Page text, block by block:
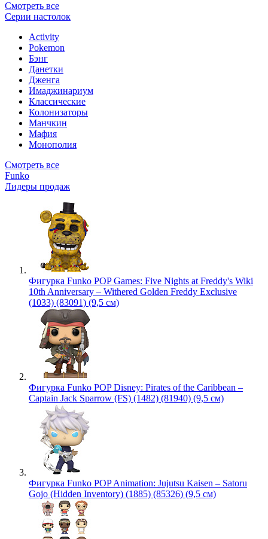
Смотреть все
Серии настолок
Activity
Pokemon
Бэнг
Данетки
Дженга
Имаджинариум
Классические
Колонизаторы
Манчкин
Мафия
Монополия
Смотреть все
Funko
Лидеры продаж
Фигурка Funko POP Games: Five Nights at Freddy's Wiki
10th Anniversary – Withered Golden Freddy Exclusive
(1033) (83091) (9,5 см)
Фигурка Funko POP Disney: Pirates of the Caribbean –
Captain Jack Sparrow (FS) (1482) (81940) (9,5 см)
Фигурка Funko POP Animation: Jujutsu Kaisen – Satoru
Gojo (Hidden Inventory) (1885) (85326) (9,5 см)